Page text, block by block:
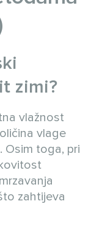
zimi?
vlažnost
vlage
Osim toga, pri
zahtijeva